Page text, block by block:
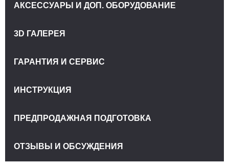
АКСЕССУАРЫ И ДОП. ОБОРУДОВАНИЕ
3D ГАЛЕРЕЯ
ГАРАНТИЯ И СЕРВИС
ИНСТРУКЦИЯ
ПРЕДПРОДАЖНАЯ ПОДГОТОВКА
ОТЗЫВЫ И ОБСУЖДЕНИЯ